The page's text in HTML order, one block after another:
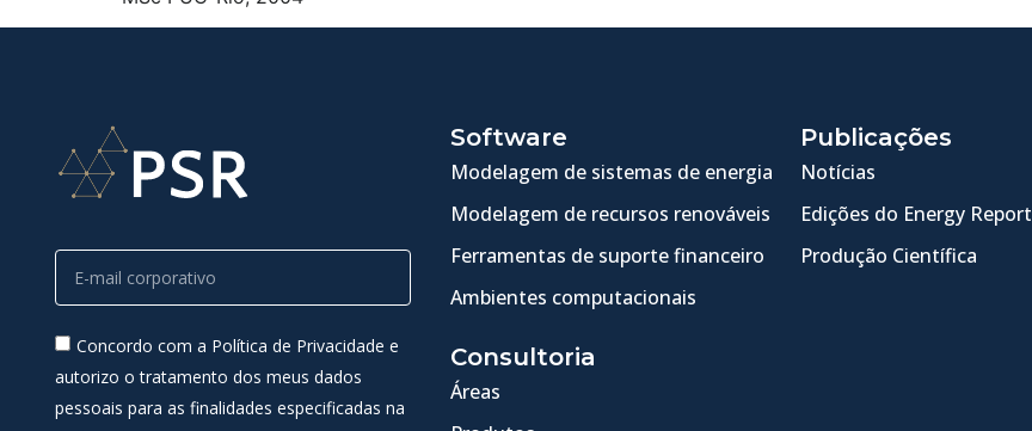
Concordo com a Política de Privacidade e
autorizo o tratamento dos meus dados
pessoais para as finalidades especificadas na
Software
Modelagem de sistemas de energia
Modelagem de recursos renováveis
Ferramentas de suporte financeiro
Ambientes computacionais
Consultoria
Áreas
Publicações
Notícias
Edições do Energy Report
Produção Científica